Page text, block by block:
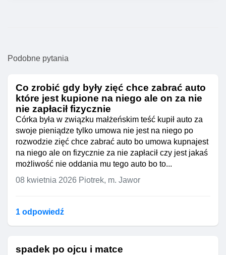
Podobne pytania
Co zrobić gdy były zięć chce zabrać auto
które jest kupione na niego ale on za nie
nie zapłacił fizycznie
Córka była w związku małżeńskim teść kupił auto za
swoje pieniądze tylko umowa nie jest na niego po
rozwodzie zięć chce zabrać auto bo umowa kupnajest
na niego ale on fizycznie za nie zapłacił czy jest jakaś
możliwość nie oddania mu tego auto bo to...
08 kwietnia 2026 Piotrek, m. Jawor
1 odpowiedź
spadek po ojcu i matce